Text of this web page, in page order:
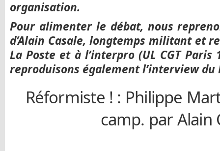
organisation.
Pour alimenter le débat, nous
d’Alain Casale, longtemps militant et
La Poste et à l’interpro (UL CGT Paris
reproduisons également l’interview du
Réformiste ! : Philippe
camp. par Alain